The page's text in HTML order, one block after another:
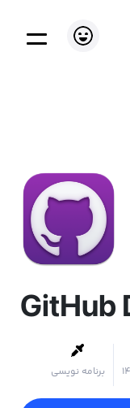
GitHub
برنامه نویسی